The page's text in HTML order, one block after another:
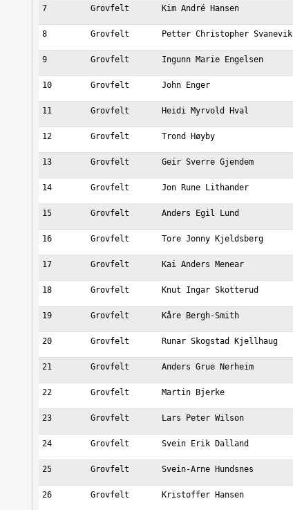
7 Grovfelt Kim André Hansen
8 Grovfelt Petter Christopher Svanevik
9 Grovfelt Ingunn Marie Engelsen
10 Grovfelt John Enger
11 Grovfelt Heidi Myrvold Hval
12 Grovfelt Trond Høyby
13 Grovfelt Geir Sverre Gjendem
14 Grovfelt Jon Rune Lithander
15 Grovfelt Anders Egil Lund
16 Grovfelt Tore Jonny Kjeldsberg
17 Grovfelt Kai Anders Menear
18 Grovfelt Knut Ingar Skotterud
19 Grovfelt Kåre Bergh-Smith
20 Grovfelt Runar Skogstad Kjellhaug
21 Grovfelt Anders Grue Nerheim
22 Grovfelt Martin Bjerke
23 Grovfelt Lars Peter Wilson
24 Grovfelt Svein Erik Dalland
25 Grovfelt Svein-Arne Hundsnes
26 Grovfelt Kristoffer Hansen